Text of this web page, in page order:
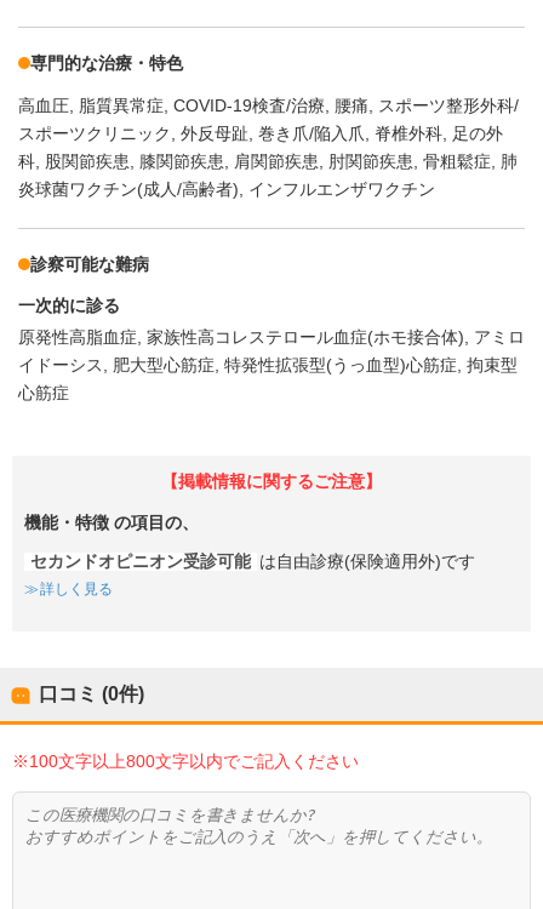
専門的な治療・特色
高血圧 脂質異常症 COVID-19検査/治療 腰痛
スポーツ整形外科/
スポーツクリニック
外反母趾 巻き爪/陥入爪 脊椎外科 足の外
科 股関節疾患 膝関節疾患 肩関節疾患 肘関節疾患 骨粗鬆症
肺
炎球菌ワクチン(成人/高齢者)
インフルエンザワクチン
診察可能な難病
一次的に診る
原発性高脂血症 家族性高コレステロール血症(ホモ接合体)
アミロ
イドーシス
肥大型心筋症 特発性拡張型(うっ血型)心筋症 拘束型
心筋症
【掲載情報に関するご注意】
機能・特徴 の項目の、
セカンドオピニオン受診可能 は自由診療(保険適用外)です
詳しく見る
口コミ (0件)
※100文字以上800文字以内でご記入ください